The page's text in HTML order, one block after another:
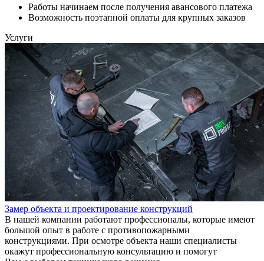
Работы начинаем после получения авансового платежа
Возможность поэтапной оплаты для крупных заказов
Услуги
Замер объекта и проектирование конструкций
В нашей компании работают профессионалы, которые имеют
большой опыт в работе с противопожарными
конструкциями. При осмотре объекта наши специалисты
окажут профессиональную консультацию и помогут